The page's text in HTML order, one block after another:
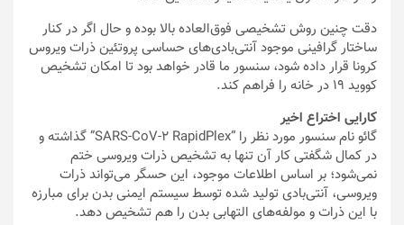
دقت چنین روش تشخیصی فوق‌العاده بالا بوده و حال اگر در کنار
ساختار گرافینی موجود آنتی‌بادی‌های حساسی پروتئین ذرات ویروس
کرونا قرار داده شود، سنسور ما قادر خواهد بود تا امکان تشخیص
کووید ۱۹ در خانه را فراهم کند.
کارایی اختراع اخیر
گائو نام سنسور مورد نظر را “SARS-CoV-2 RapidPlex” گذاشته و
در کمال شگفتی کار آن تنها به تشخیص ذرات ویروسی ختم
نمی‌شود؛ بر اساس اطلاعات موجود، این حسگر می‌تواند ذرات
ویروسی، آنتی‌بادی تولید شده توسط سیستم ایمنی بدن برای مبارزه
با این ذرات و مولفه‌های التهابی بدن را هم تشخیص دهد.